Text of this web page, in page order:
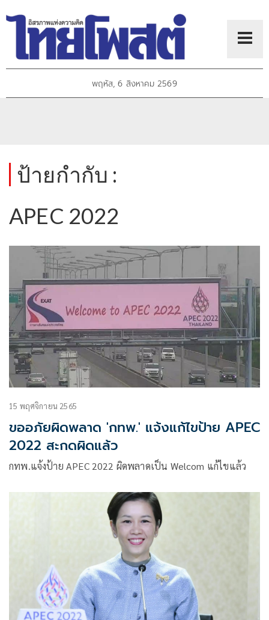
พฤหัส, 6 สิงหาคม 2569
ป้ายกำกับ :
APEC 2022
15 พฤศจิกายน 2565
ขออภัยผิดพลาด 'กทพ.' แจ้งแก้ไขป้าย APEC
2022 สะกดผิดแล้ว
กทพ.แจ้งป้าย APEC 2022 ผิดพลาดเป็น Welcom แก้ไขแล้ว